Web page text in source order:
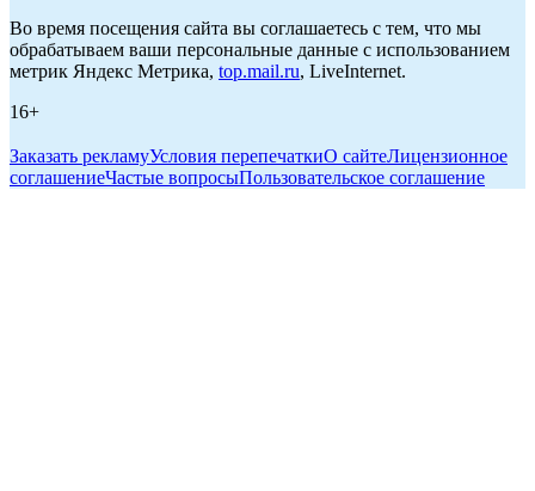
Во время посещения сайта вы соглашаетесь с тем, что мы
обрабатываем ваши персональные данные с использованием
метрик Яндекс Метрика, top.mail.ru, LiveInternet.
16+
Заказать рекламуУсловия перепечаткиО сайтеЛицензионное
соглашениеЧастые вопросыПользовательское соглашение